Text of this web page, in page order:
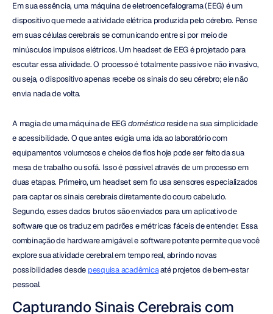
Em sua essência, uma máquina de eletroencefalograma (EEG) é um
dispositivo que mede a atividade elétrica produzida pelo cérebro. Pense
em suas células cerebrais se comunicando entre si por meio de
minúsculos impulsos elétricos. Um headset de EEG é projetado para
escutar essa atividade. O processo é totalmente passivo e não invasivo,
ou seja, o dispositivo apenas recebe os sinais do seu cérebro; ele não
envia nada de volta.
A magia de uma máquina de EEG doméstica reside na sua simplicidade
e acessibilidade. O que antes exigia uma ida ao laboratório com
equipamentos volumosos e cheios de fios hoje pode ser feito da sua
mesa de trabalho ou sofá. Isso é possível através de um processo em
duas etapas. Primeiro, um headset sem fio usa sensores especializados
para captar os sinais cerebrais diretamente do couro cabeludo.
Segundo, esses dados brutos são enviados para um aplicativo de
software que os traduz em padrões e métricas fáceis de entender. Essa
combinação de hardware amigável e software potente permite que você
explore sua atividade cerebral em tempo real, abrindo novas
possibilidades desde pesquisa acadêmica até projetos de bem-estar
pessoal.
Capturando Sinais Cerebrais com